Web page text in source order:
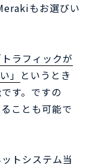
もお選びい
トラフィックが
」 というとき
す。ですの
ことも可能で
トシステム当